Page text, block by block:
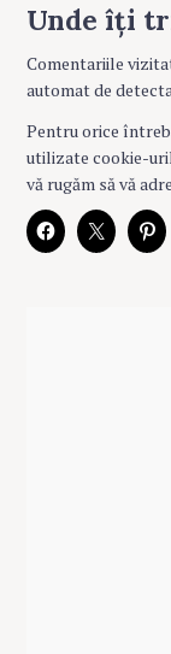
Unde îți
Comentariile
automat de
Pentru orice
utilizate cookie-
vă rugăm să vă